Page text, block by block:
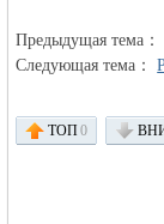
Германии -
Предыдущая тема
Следующая тема：
ТОП0